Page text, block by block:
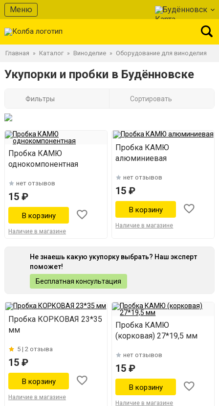
Меню Будённовск
Главная » Каталог » Виноделие » Оборудование для виноделия
Укупорки и пробки в Будённовске
Фильтры Сортировать
Пробка КАМЮ
однокомпонентная
нет отзывов
15 ₽
Наличие в магазине
Пробка КАМЮ
алюминиевая
нет отзывов
15 ₽
Наличие в магазине
Не знаешь какую укупорку выбрать? Наш эксперт
поможет!
Бесплатная консультация
Пробка КОРКОВАЯ 23*35
мм
5 | 2 отзыва
15 ₽
Наличие в магазине
Пробка КАМЮ
(корковая) 27*19,5 мм
нет отзывов
15 ₽
Наличие в магазине